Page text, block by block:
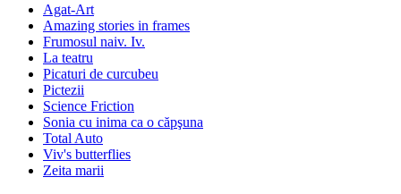
Agat-Art
Amazing stories in frames
Frumosul naiv. Iv.
La teatru
Picaturi de curcubeu
Pictezii
Science Friction
Sonia cu inima ca o căpşuna
Total Auto
Viv's butterflies
Zeita marii